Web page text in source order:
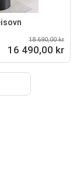
18 690,00 kr
16 490,00 kr